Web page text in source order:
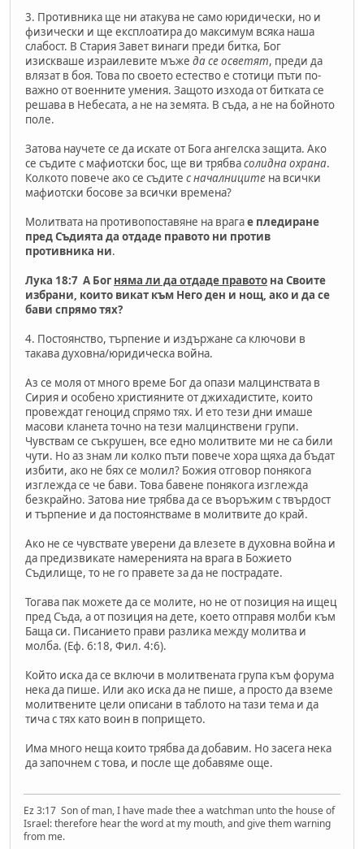
3. Противника ще ни атакува не само юридически, но и
физически и ще експлоатира до максимум всяка наша
слабост. В Стария Завет винаги преди битка, Бог
изискваше израилевите мъже да се осветят, преди да
влязат в боя. Това по своето естество е стотици пъти по-
важно от военните умения. Защото изхода от битката се
решава в Небесата, а не на земята. В съда, а не на бойното
поле.
Затова научете се да искате от Бога ангелска защита. Ако
се съдите с мафиотски бос, ще ви трябвасолидна охрана.
Колкото повече ако се съдите с началниците на всички
мафиотски босове за всички времена?
Молитвата на противопоставяне на врагае пледиране
пред Съдията да отдаде правото ни против
противника ни.
Лука 18:7 А Бог няма ли да отдаде правото на Своите
избрани, които викат към Него ден и нощ, ако и да се
бави спрямо тях?
4. Постоянство, търпение и издържане са ключови в
такава духовна/юридическа война.
Аз се моля от много време Бог да опази малцинствата в
Сирия и особено християните от джихадистите, които
провеждат геноцид спрямо тях. И ето тези дни имаше
масови кланета точно на тези малцинствени групи.
Чувствам се съкрушен, все едно молитвите ми не са били
чути. Но аз знам ли колко пъти повече хора щяха да бъдат
избити, ако не бях се молил? Божия отговор понякога
изглежда се че бави. Това бавене понякога изглежда
безкрайно. Затова ние трябва да се въоръжим с твърдост
и търпение и да постоянстваме в молитвите до край.
Ако не се чувствате уверени да влезете в духовна война и
да предизвикате намеренията на врага в Божието
Съдилище, то не го правете за да не пострадате.
Тогава пак можете да се молите, но не от позиция на ищец
пред Съда, а от позиция на дете, което отправя молби към
Баща си. Писанието прави разлика между молитва и
молба. (Еф. 6:18, Фил. 4:6).
Който иска да се включи в молитвената група към форума
нека да пише. Или ако иска да не пише, а просто да вземе
молитвените цели описани в таблото на тази тема и да
тича с тях като воин в попрището.
Има много неща които трябва да добавим. Но засега нека
да започнем с това, и после ще добавяме още.
Ez 3:17 Son of man, I have made thee a watchman unto the house of
Israel: therefore hear the word at my mouth, and give them warning
from me.